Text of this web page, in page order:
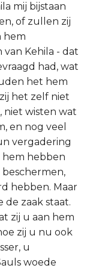
mij bijstaan
of zullen zij
hem
Kehila - dat
had, wat
het hem
het zelf niet
niet wisten wat
en nog veel
vergadering
hem hebben
hebben. Maar
de zaak staat.
zij u aan hem
zij u nu ook
u
woede